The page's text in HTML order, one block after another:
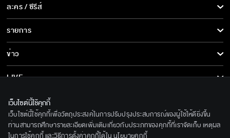
ละคร / ซีรีส์
ละคร/ซีรีส์
ซีรีส์นานาชาติ
การ์ตูน & เกม
รายการ
รายการทั้งหมด
ข่าว
ข่าวทั้งหมด
ข่าวประชาสัมพันธ์
LIVE
เกี่ยวกับเรา
BEC World
ติดตามเราได้ที่
เว็บไซต์นี้ใช้คุกกี้
เว็บไซต์นี้ใช้คุกกี้เพื่อวัตถุประสงค์ในการปรับปรุงประสบการณ์ของผู้ใช้ให้ดียิ่งขึ้น
ท่านสามารถศึกษารายละเอียดเพิ่มเติมเกี่ยวกับประเภทของคุกกี้ที่เราจัดเก็บ เหตุผล
ในการใช้คุกกี้ และวิธีการตั้งค่าคุกกี้ได้ใน นโยบายคุกกี้